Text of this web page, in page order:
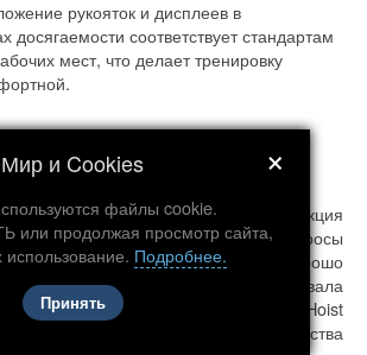
рукояток и дисплеев в
досягаемости соответствует стандартам
мест, что делает тренировку
тестам и проверкам продукция
удовлетворить практически все запросы
Стоит отметить, что хорошо
контроля качества способствовала
многих лет тренажеры Hoist
уважением в отрасли производства
×
и Cookies
файлы cookie.
продолжая просмотр сайта,
Подробнее.
Принять